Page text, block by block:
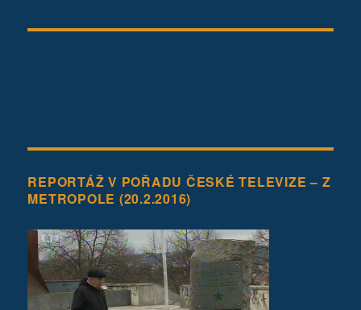
REPORTÁŽ V POŘADU ČESKÉ TELEVIZE – Z
METROPOLE (20.2.2016)